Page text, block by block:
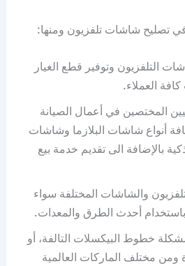
تصليح شاشات تلفزيون ومنها:
التلفزيون وتوفير قطع الغيار
العملاء.
المختصين في أعمال الصيانة
أنواع شاشات البلازما وشاشات
بالإضافة الى تقديم خدمة بيع
والشاشات المختلفة سواء
أحدث الطرق والمعدات.
خطوط البيكسلات التالفة، أو
ومن مختلف الماركات العالمية